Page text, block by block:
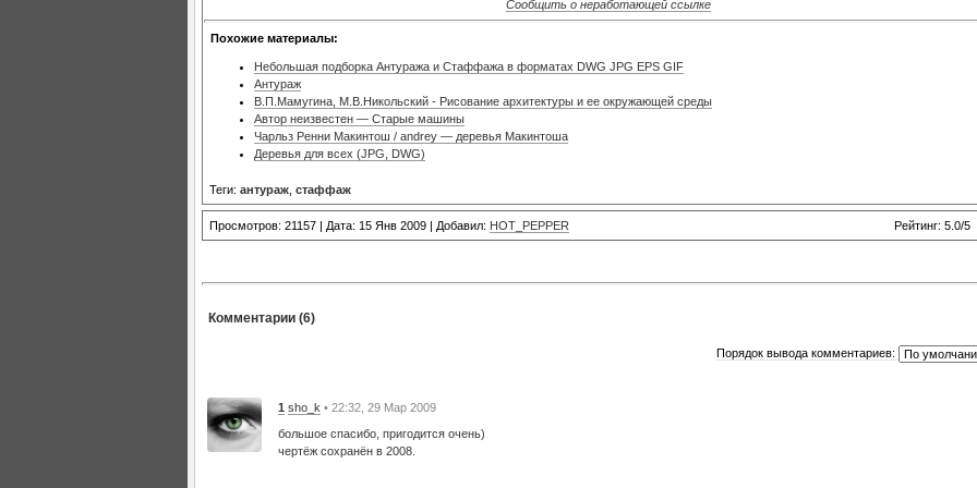
Сообщить о неработающей ссылке
Похожие материалы:
Небольшая подборка Антуража и Стаффажа в форматах DWG JPG EPS GIF
Антураж
В.П.Мамугина, М.В.Никольский - Рисование архитектуры и ее окружающей среды
Автор неизвестен — Cтарые машины
Чарльз Ренни Макинтош / andrey — деревья Макинтоша
Деревья для всех (JPG, DWG)
Теги: антураж стаффаж
Просмотров: 21157 | Дата: 15 Янв 2009 | Добавил: HOT_PEPPER Рейтинг: 5.0/5
Комментарии (6)
Порядок вывода комментариев:
1 sho_k • 22:32, 29 Мар 2009
большое спасибо, пригодится очень)
чертёж сохранён в 2008.